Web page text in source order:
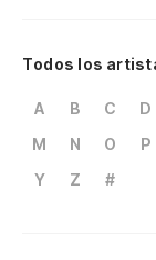
Todos los
A B C D
M
N O P
Y
Z #